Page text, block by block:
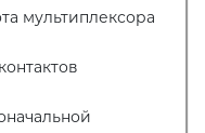
мультиплексора